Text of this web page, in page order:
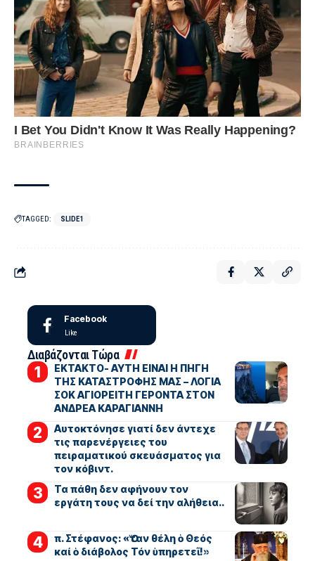
TAGGED: SLIDE1
Facebook
Like
Διαβάζονται Τώρα
ΕΚΤΑΚΤΟ- ΑΥΤΗ ΕΙΝΑΙ Η ΠΗΓΗ
ΤΗΣ ΚΑΤΑΣΤΡΟΦΗΣ ΜΑΣ – ΛΟΓΙΑ
ΣΟΚ ΑΓΙΟΡΕΙΤΗ ΓΕΡΟΝΤΑ ΣΤΟΝ
ΑΝΔΡΕΑ ΚΑΡΑΓΙΑΝΝΗ
Αυτοκτόνησε γιατί δεν άντεχε
τις παρενέργειες του
πειραματικού σκευάσματος για
τον κόβιντ.
Τα πάθη δεν αφήνουν τον
εργάτη τους να δεί την αλήθεια..
π. Στέφανος: «Ὅταν θέλη ὁ Θεός
καί ὁ διάβολος Τόν ὑπηρετεῖ!»